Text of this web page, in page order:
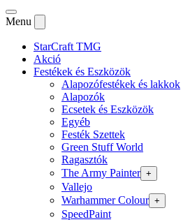
Menu
StarCraft TMG
Akció
Festékek és Eszközök
Alapozófestékek és lakkok
Alapozók
Ecsetek és Eszközök
Egyéb
Festék Szettek
Green Stuff World
Ragasztók
The Army Painter +
Vallejo
Warhammer Colour +
SpeedPaint